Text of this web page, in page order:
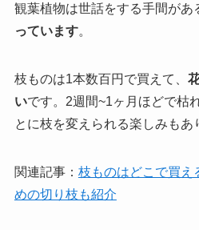
観葉植物は世話をする手間があ
っています。
枝ものは1本数百円で買えて、
いです。2週間~1ヶ月ほどで枯
とに枝を変えられる楽しみもあ
関連記事： 枝ものはどこで買え
めの切り枝も紹介